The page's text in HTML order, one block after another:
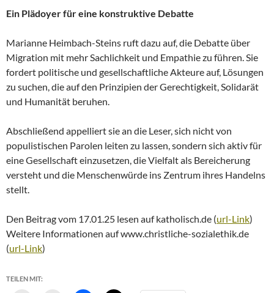
Ein Plädoyer für eine konstruktive Debatte
Marianne Heimbach-Steins ruft dazu auf, die Debatte über
Migration mit mehr Sachlichkeit und Empathie zu führen. Sie
fordert politische und gesellschaftliche Akteure auf, Lösungen
zu suchen, die auf den Prinzipien der Gerechtigkeit, Solidarät
und Humanität beruhen.
Abschließend appelliert sie an die Leser, sich nicht von
populistischen Parolen leiten zu lassen, sondern sich aktiv für
eine Gesellschaft einzusetzen, die Vielfalt als Bereicherung
versteht und die Menschenwürde ins Zentrum ihres Handelns
stellt.
Den Beitrag vom 17.01.25 lesen auf katholisch.de (url-Link)
Weitere Informationen auf www.christliche-sozialethik.de
(url-Link)
TEILEN MIT: